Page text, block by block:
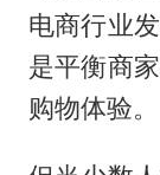
电商行业
是平衡商
购物体验。